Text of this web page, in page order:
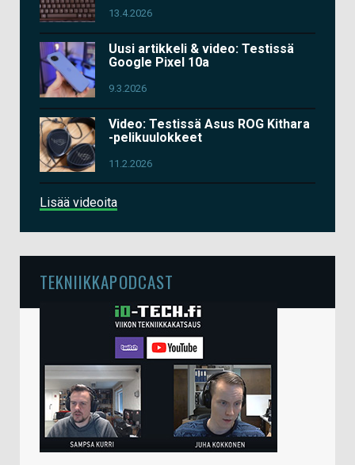
13.4.2026
Uusi artikkeli & video: Testissä
Google Pixel 10a
9.3.2026
Video: Testissä Asus ROG Kithara
-pelikuulokkeet
11.2.2026
Lisää videoita
TEKNIIKKAPODCAST